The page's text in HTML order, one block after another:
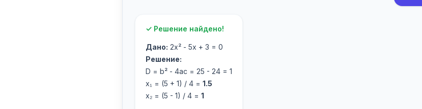
✓ Решение найдено!
Дано: 2x² - 5x + 3 = 0
Решение:
D = b² - 4ac = 25 - 24 = 1
x₁ = (5 + 1) / 4 = 1.5
x₂ = (5 - 1) / 4 = 1